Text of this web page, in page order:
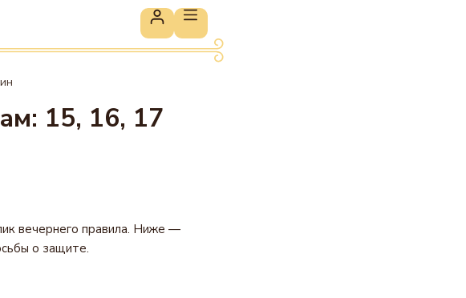
15, 16, 17
вечернего правила. Ниже —
о защите.